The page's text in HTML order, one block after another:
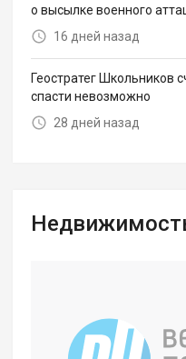
о высылке военного
16 дней назад
Геостратег Школьников
спасти невозможно
28 дней назад